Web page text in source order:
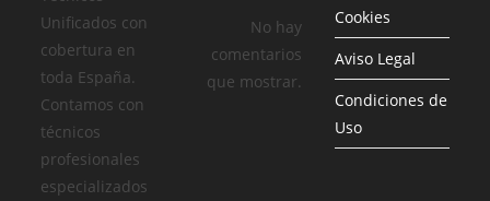
Unificados con
cobertura en
toda España.
Contamos con
técnicos
profesionales
especializados
No hay
comentarios
que mostrar.
Cookies
Aviso Legal
Condiciones de
Uso